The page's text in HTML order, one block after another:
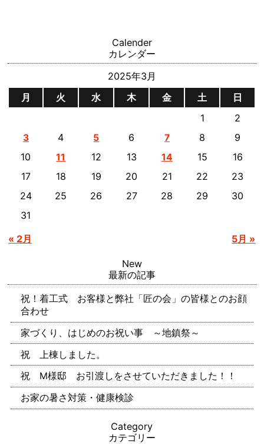
Calender
カレンダー
2025年3月
月
火 水 木 金 土 日
« 2月 5月 »
1 2
3 4 5 6 7 8
9
10
11 12 13 14 15
16
17
18 19 20 21 22
23
24
25 26 27 28 29
30
31
New
最新の記事
祝！着工式 お客様と弊社「匠の会」の皆様とのお顔
合わせ
家づくり、はじめのお祝い事 ～地鎮祭～
祝 上棟しました。
祝 M様邸 お引渡しをさせていただきました！！
お家の暑さ対策・健康検診
Category
カテゴリー